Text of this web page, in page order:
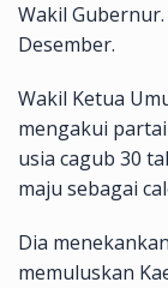
Wakil
Desember.
Wakil Ketua
mengakui
usia cagub 30
maju sebagai
Dia
memuluskan